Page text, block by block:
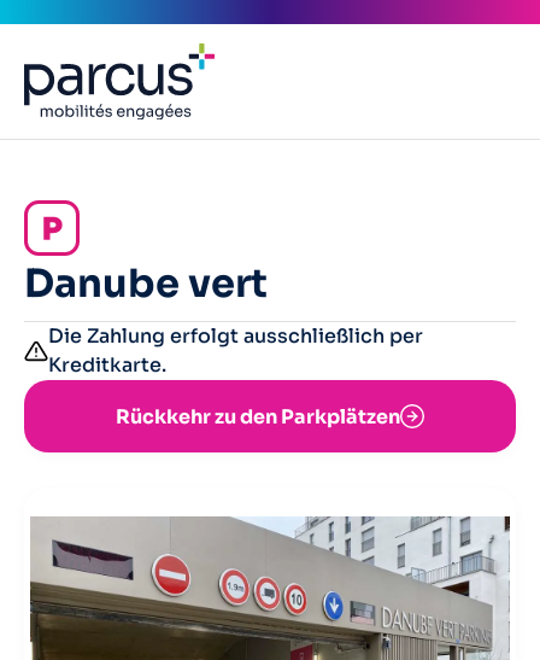
Danube vert
Die Zahlung erfolgt ausschließlich per
Kreditkarte.
Rückkehr zu den Parkplätzen